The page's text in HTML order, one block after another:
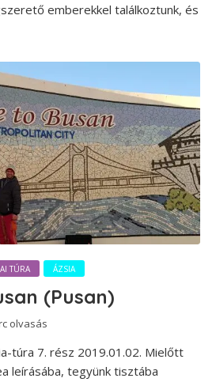
emberekkel találkoztunk, és
TÚRA ÁZSIA
(Pusan)
olvasás
túra 7. rész 2019.01.02. Mielőtt
leírásába, tegyünk tisztába